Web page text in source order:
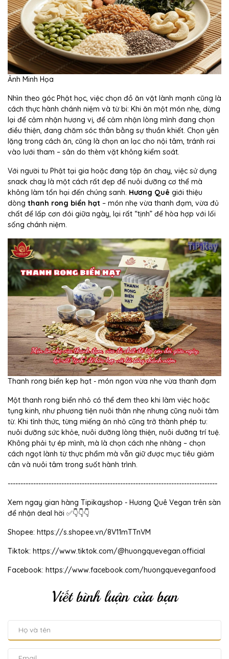
Ảnh Minh Họa
Nhìn theo góc Phật học, việc chọn đồ ăn vặt lành mạnh cũng là
cách thực hành chánh niệm và từ bi: Khi ăn một món nhẹ, dừng
lại để cảm nhận hương vị, để cảm nhận lòng mình đang chọn
điều thiện, đang chăm sóc thân bằng sự thuần khiết. Chọn yên
lặng trong cách ăn, cũng là chọn an lạc cho nội tâm, tránh rơi
vào lưới tham – sân do thèm vặt không kiểm soát.
Với người tu Phật tại gia hoặc đang tập ăn chay, việc sử dụng
snack chay là một cách rất đẹp để nuôi dưỡng cơ thể mà
không làm tổn hại đến chúng sanh. Hương Quê giới thiệu
dòng thanh rong biển hạt – món nhẹ vừa thanh đạm, vừa đủ
chất để lấp cơn đói giữa ngày, lại rất “tịnh” để hòa hợp với lối
sống chánh niệm.
Thanh rong biển kẹp hạt - món ngon vừa nhẹ vừa thanh đạm
Một thanh rong biển nhỏ có thể đem theo khi làm việc hoặc
tụng kinh, như phương tiện nuôi thân nhẹ nhưng cũng nuôi tâm
từ. Khi tỉnh thức, từng miếng ăn nhỏ cũng trở thành phép tu:
nuôi dưỡng sức khỏe, nuôi dưỡng lòng thiện, nuôi dưỡng trí tuệ.
Không phải tự ép mình, mà là chọn cách nhẹ nhàng – chọn
cách ngọt lành từ thực phẩm mà vẫn giữ được mục tiêu giảm
cân và nuôi tâm trong suốt hành trình.
----------------------------------------------------------------------------------
Xem ngay gian hàng Tipikayshop - Hương Quê Vegan trên sàn
để nhận deal hời ✅👇👇👇
Shopee: https://s.shopee.vn/8V11mTTnVM
Tiktok: https://www.tiktok.com/@huongquevegan.official
Facebook: https://www.facebook.com/huongqueveganfood
Viết bình luận của bạn